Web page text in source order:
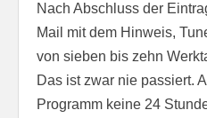
Nach Abschluss der
Mail mit dem Hinweis,
von sieben bis zehn
Das ist zwar nie passiert.
Programm keine 24